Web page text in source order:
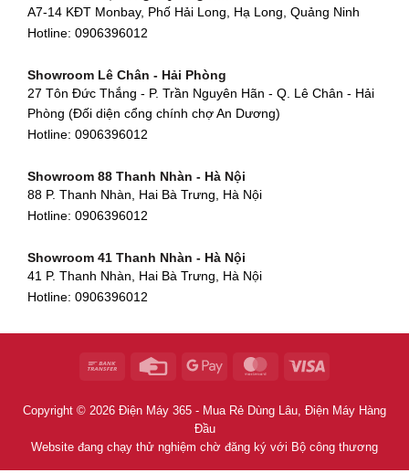
Hotline:0906396012
90 Đ. Cộng Hòa, Phường 4, Tân Bình, TP HCM
Hotline:0906396012
Showroom Cẩm Lệ - Đà Nẵng
Hotline:0906396012
Showroom Huế
54 Hùng Vương, Phú Hội, Thành phố Huế, Thừa Thiên Huế
Showroom Hà Tĩnh
82 Quang Trung, Thạch Quý, Hà Tĩnh
Showroom Quy Nhơn - Bình Định
956 Trần Hưng Đạo, P, Thành phố Quy Nhơn, Bình Định
A7-14 KĐT Monbay, Phố Hải Long, Hạ Long, Quảng Ninh
Hotline: 0906396012
Showroom Lê Chân - Hải Phòng
27 Tôn Đức Thắng - P. Trần Nguyên Hãn - Q. Lê Chân - Hải
Phòng (Đối diện cổng chính chợ An Dương)
Hotline: 0906396012
Showroom 88 Thanh Nhàn - Hà Nội
88 P. Thanh Nhàn, Hai Bà Trưng, Hà Nội
Hotline: 0906396012
Showroom 41 Thanh Nhàn - Hà Nội
41 P. Thanh Nhàn, Hai Bà Trưng, Hà Nội
Hotline: 0906396012
268 P. Tây Sơn, Trung Liệt, Đống Đa, Hà Nội
Showroom Khâm Thiên - Hà Nội
Copyright © 2026 Điện Máy 365 - Mua Rẻ Dùng Lâu, Điện Máy Hàng
Đầu
Website đang chạy thử nghiệm chờ đăng ký với Bộ công thương